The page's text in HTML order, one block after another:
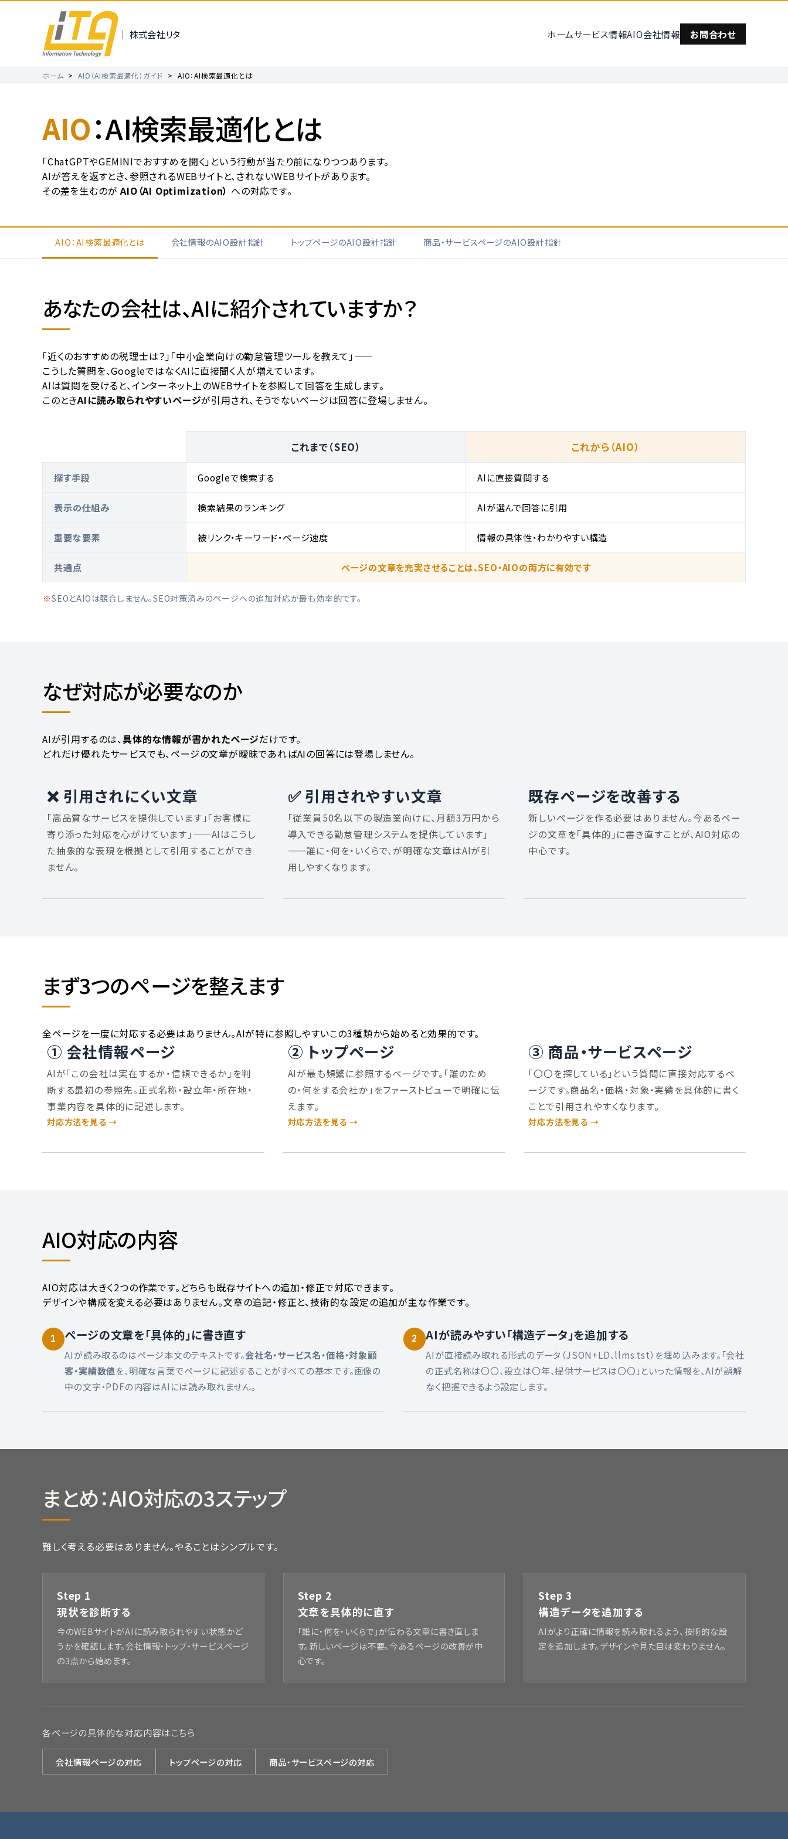
｜ 株式会社リタ ホームサービス情報AIO会社情報 お問合わせ
ホーム AIO（AI検索最適化）ガイド AIO：AI検索最適化とは
AIO：AI検索最適化とは
「ChatGPTやGEMINIでおすすめを聞く」という行動が当たり前になりつつあります。
AIが答えを返すとき、参照されるWEBサイトと、されないWEBサイトがあります。
その差を生むのがAIO（AI Optimization） への対応です。
AIO：AI検索最適化とは 会社情報のAIO設計指針 トップページのAIO設計指針 商品・サービスページのAIO設計指針
あなたの会社は、AIに紹介されていますか？
「近くのおすすめの税理士は？」「中小企業向けの勤怠管理ツールを教えて」——
こうした質問を、GoogleではなくAIに直接聞く人が増えています。
AIは質問を受けると、インターネット上のWEBサイトを参照して回答を生成します。
このときAIに読み取られやすいページが引用され、そうでないページは回答に登場しません。
これまで（SEO） これから（AIO）
探す手段 Googleで検索する AIに直接質問する
表示の仕組み 検索結果のランキング AIが選んで回答に引用
重要な要素 被リンク・キーワード・ページ速度 情報の具体性・わかりやすい構造
共通点 ページの文章を充実させることは、SEO・AIOの両方に有効です
SEOとAIOは競合しません。SEO対策済みのページへの追加対応が最も効率的です。
なぜ対応が必要なのか
AIが引用するのは、具体的な情報が書かれたページだけです。
どれだけ優れたサービスでも、ページの文章が曖昧であればAIの回答には登場しません。
❌ 引用されにくい文章
「高品質なサービスを提供しています」「お客様に
寄り添った対応を心がけています」——AIはこうし
た抽象的な表現を根拠として引用することができ
ません。
✅ 引用されやすい文章
「従業員50名以下の製造業向けに、月額3万円から
導入できる勤怠管理システムを提供しています」
——誰に・何を・いくらで、が明確な文章はAIが引
用しやすくなります。
既存ページを改善する
新しいページを作る必要はありません。今あるペー
ジの文章を「具体的」に書き直すことが、AIO対応の
中心です。
まず3つのページを整えます
全ページを一度に対応する必要はありません。AIが特に参照しやすいこの3種類から始めると効果的です。
① 会社情報ページ
AIが「この会社は実在するか・信頼できるか」を判
断する最初の参照先。正式名称・設立年・所在地・
事業内容を具体的に記述します。
対応方法を見る →
② トップページ
AIが最も頻繁に参照するページです。「誰のため
の・何をする会社か」をファーストビューで明確に伝
えます。
対応方法を見る →
③ 商品・サービスページ
「〇〇を探している」という質問に直接対応するペ
ージです。商品名・価格・対象・実績を具体的に書く
ことで引用されやすくなります。
対応方法を見る →
AIO対応の内容
AIO対応は大きく2つの作業です。どちらも既存サイトへの追加・修正で対応できます。
デザインや構成を変える必要はありません。文章の追記・修正と、技術的な設定の追加が主な作業です。
1 ページの文章を「具体的」に書き直す
AIが読み取るのはページ本文のテキストです。会社名・サービス名・価格・対象顧
客・実績数値を、明確な言葉でページに記述することがすべての基本です。画像の
中の文字・PDFの内容はAIには読み取れません。
2 AIが読みやすい「構造データ」を追加する
AIが直接読み取れる形式のデータ（JSON+LD、llms.tst）を埋め込みます。「会社
の正式名称は〇〇、設立は〇年、提供サービスは〇〇」といった情報を、AIが誤解
なく把握できるよう設定します。
まとめ：AIO対応の3ステップ
難しく考える必要はありません。やることはシンプルです。
Step 1
現状を診断する
今のWEBサイトがAIに読み取られやすい状態かど
うかを確認します。会社情報・トップ・サービスページ
の3点から始めます。
Step 2
文章を具体的に直す
「誰に・何を・いくらで」が伝わる文章に書き直しま
す。新しいページは不要。今あるページの改善が中
心です。
Step 3
構造データを追加する
AIがより正確に情報を読み取れるよう、技術的な設
定を追加します。デザインや見た目は変わりません。
各ページの具体的な対応内容はこちら
会社情報ページの対応 トップページの対応 商品・サービスページの対応